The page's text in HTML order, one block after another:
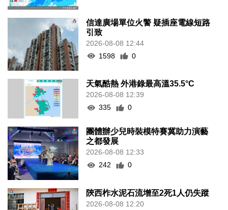
信達廣場單位火警 疑插座電線短路
引致
2026-08-08 12:44
1598
0
天氣酷熱 外港錄最高溫35.5°C
2026-08-08 12:39
335
0
團體辦少兒時裝模特賽冀助力演藝
之都發展
2026-08-08 12:33
242
0
陝西柞水泥石流增至2死1人仍失蹤
2026-08-08 12:20